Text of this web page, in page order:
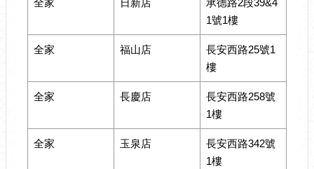
全家 日新店
承德路2段39&4
1號1樓
全家 福山店
長安西路25號1
樓
全家 長慶店
長安西路258號
1樓
全家 玉泉店
長安西路342號
1樓